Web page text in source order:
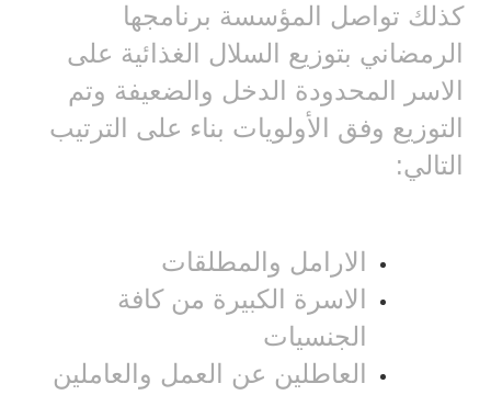
كذلك تواصل المؤسسة برنامجها
الرمضاني بتوزيع السلال الغذائية على
الاسر المحدودة الدخل والضعيفة وتم
التوزيع وفق الأولويات بناء على الترتيب
التالي:
الارامل والمطلقات
الاسرة الكبيرة من كافة
الجنسيات
العاطلين عن العمل والعاملين